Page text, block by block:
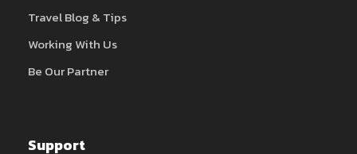
Travel Blog & Tips
Working With Us
Be Our Partner
Support